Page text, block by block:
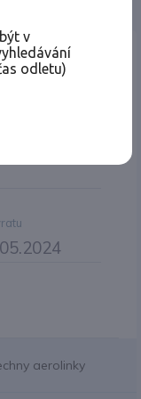
aerolinky
v
odletu)